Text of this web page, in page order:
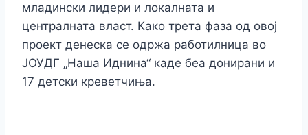
младински лидери и локалната и
централната власт. Како трета фаза од овој
проект денеска се одржа работилница во
ЈОУДГ „Наша Иднина“ каде беа донирани и
17 детски креветчиња.